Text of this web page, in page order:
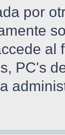
por
al
PC's